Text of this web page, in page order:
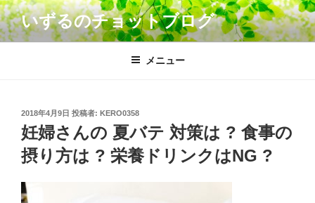
コ
ン
テ
いずるのチョットブログ
メニュー
投
稿
日:
2018年4月9日 投稿者: KERO0358
妊婦さんの 夏バテ 対策は ? 食事の
摂り方は ? 栄養ドリンクはNG ?